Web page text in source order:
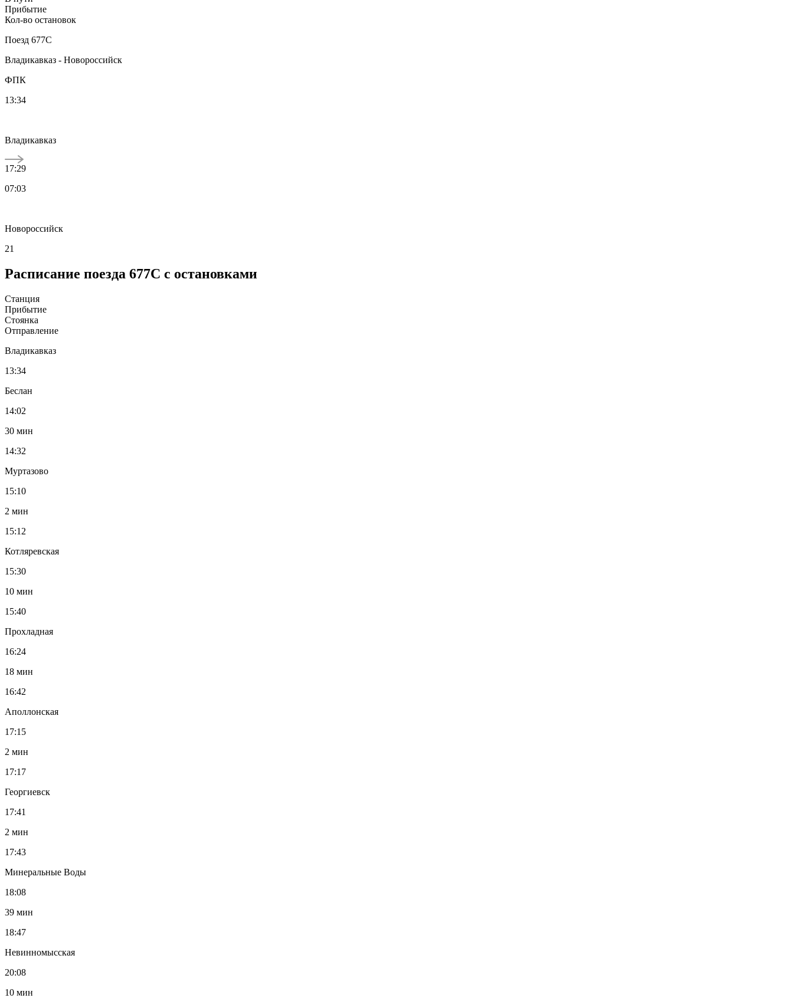
Прибытие
Кол-во остановок
Поезд 677С
Владикавказ - Новороссийск
ФПК
13:34
Владикавказ
17:29
07:03
Новороссийск
21
Расписание поезда 677С с остановками
Станция
Прибытие
Стоянка
Отправление
Владикавказ
13:34
Беслан
14:02
30 мин
14:32
Муртазово
15:10
2 мин
15:12
Котляревская
15:30
10 мин
15:40
Прохладная
16:24
18 мин
16:42
Аполлонская
17:15
2 мин
17:17
Георгиевск
17:41
2 мин
17:43
Минеральные Воды
18:08
39 мин
18:47
Невинномысская
20:08
10 мин